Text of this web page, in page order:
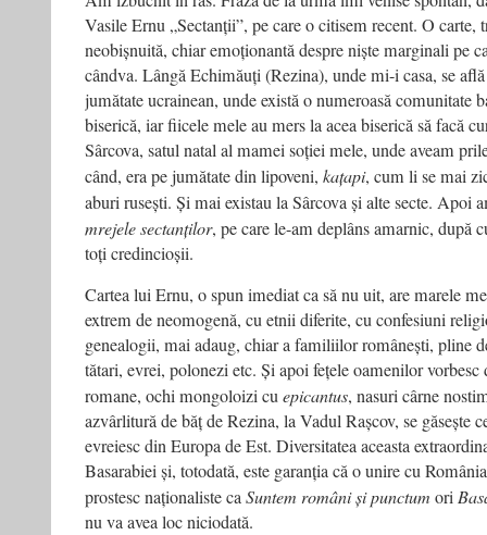
Vasile Ernu „Sectanții”, pe care o citisem recent. O carte,
neobișnuită, chiar emoționantă despre niște marginali pe
cândva. Lângă Echimăuți (Rezina), unde mi-i casa, se
jumătate ucrainean, unde există o numeroasă comunitate
biserică, iar fiicele mele au mers la acea biserică să facă
Sârcova, satul natal al mamei soției mele, unde aveam
când, era pe jumătate din lipoveni, kațapi, cum li se mai
aburi rusești. Și mai existau la Sârcova și alte secte. Apoi
mrejele sectanților, pe care le-am deplâns amarnic, după
toți credincioșii.
Cartea lui Ernu, o spun imediat ca să nu uit, are marele
extrem de neomogenă, cu etnii diferite, cu confesiuni
genealogii, mai adaug, chiar a familiilor românești, pline
tătari, evrei, polonezi etc. Și apoi fețele oamenilor
romane, ochi mongoloizi cuepicantus, nasuri cârne
azvârlitură de băț de Rezina, la Vadul Rașcov, se găsește
evreiesc din Europa de Est. Diversitatea aceasta
Basarabiei și, totodată, este garanția că o unire cu
prostesc naționaliste caSuntem români și punctum ori
nu va avea loc niciodată.